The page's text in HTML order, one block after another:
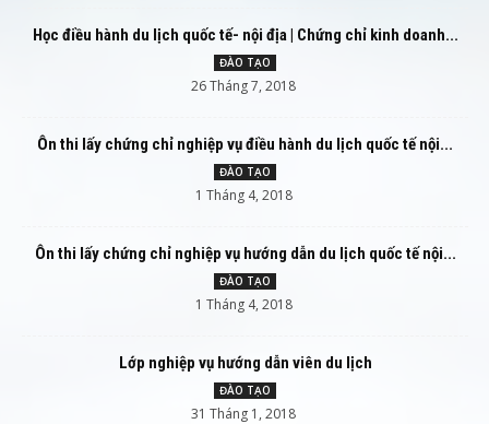
Học điều hành du lịch quốc tế- nội địa | Chứng chỉ kinh doanh...
ĐÀO TẠO
26 Tháng 7, 2018
Ôn thi lấy chứng chỉ nghiệp vụ điều hành du lịch quốc tế nội...
ĐÀO TẠO
1 Tháng 4, 2018
Ôn thi lấy chứng chỉ nghiệp vụ hướng dẫn du lịch quốc tế nội...
ĐÀO TẠO
1 Tháng 4, 2018
Lớp nghiệp vụ hướng dẫn viên du lịch
ĐÀO TẠO
31 Tháng 1, 2018